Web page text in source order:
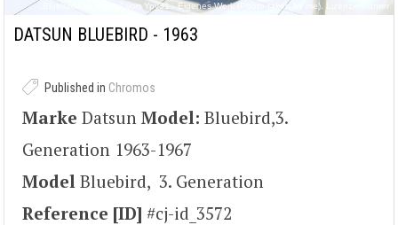
„Bluebird410 estate“ von Ypy31 - Eigenes Werk (Photo taken by me). Lizenziert unter
Gemeinfrei über Wikimedia Commons -
DATSUN BLUEBIRD - 1963
Published in Chromos
Marke Datsun Model: Bluebird,3.
Generation 1963-1967
Model Bluebird, 3. Generation
Reference [ID] #cj-id_3572